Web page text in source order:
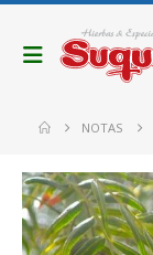
NOTAS